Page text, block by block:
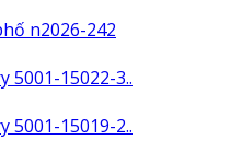
n2026-242
5001-15022-3..
5001-15019-2..